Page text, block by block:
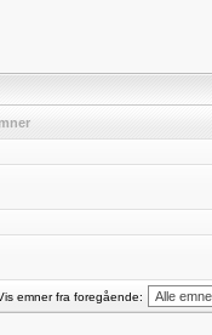
emner fra foregående: